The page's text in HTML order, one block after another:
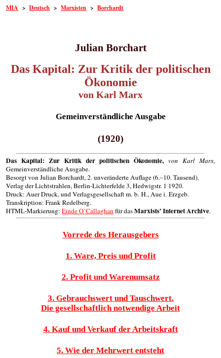
MIA >Deutsch >Marxisten >Borchardt
Julian Borchart
Das Kapital: Zur Kritik der politischen
Ökonomie
von Karl Marx
Gemeinverständliche Ausgabe
(1920)
Das Kapital: Zur Kritik der politischen Ökonomie, von Karl Marx,
Gemeinverständliche Ausgabe.
Besorgt von Julian Borchardt, 2. unveränderte Auflage (6.–10. Tausend).
Verlag der Lichtstrahlen, Berlin-Lichterfelde 3, Hedwigstr. 1 1920.
Druck: Auer Druck, und Verlagsgesellschaft m. b. H., Aue i. Erzgeb.
Transkription: Frank Redelberg.
HTML-Markierung:Einde O’Callaghanfür dasMarxists’ Internet Archive.
Vorrede des Herausgebers
1. Ware, Preis und Profit
2. Profit und Warenumsatz
3. Gebrauchswert und Tauschwert.
Die gesellschaftlich notwendige Arbeit
4. Kauf und Verkauf der Arbeitskraft
5. Wie der Mehrwert entsteht